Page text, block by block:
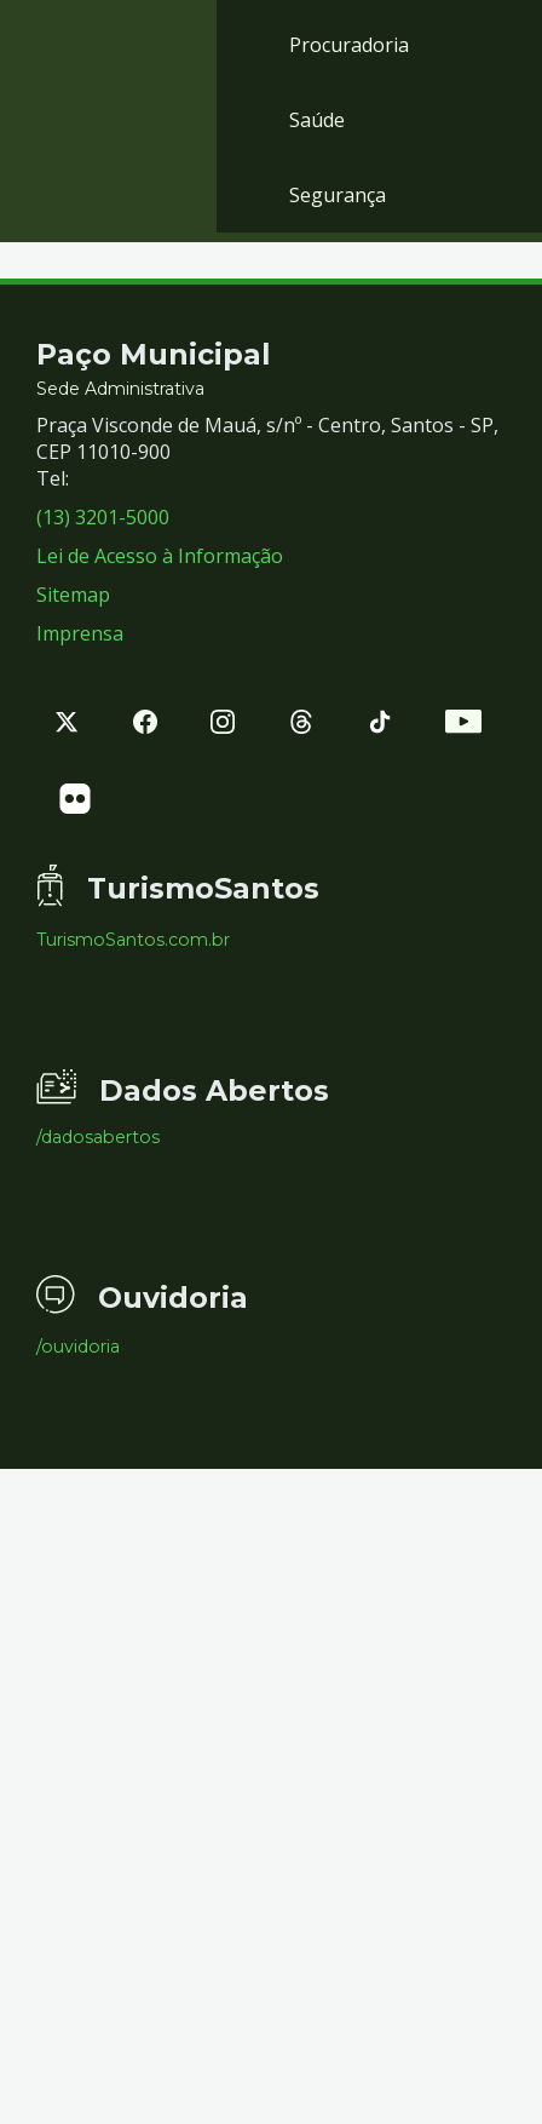
Procuradoria
Saúde
Segurança
Contato
e
Redes
Sociais
Paço Municipal
Sede Administrativa
Praça Visconde de Mauá, s/nº - Centro, Santos - SP,
CEP 11010-900
Tel:
(13) 3201-5000
Lei de Acesso à Informação
Sitemap
Imprensa
TurismoSantos
TurismoSantos.com.br
Dados Abertos
/dadosabertos
Ouvidoria
/ouvidoria